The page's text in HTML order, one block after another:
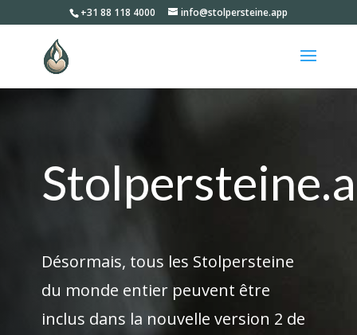
+31 88 118 4000 info@stolpersteine.app
Désormais, tous les Stolpersteine
du monde entier peuvent être
inclus dans la nouvelle version 2 de